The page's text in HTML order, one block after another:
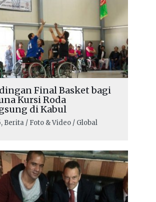
Final Basket bagi
Kursi Roda
di Kabul
, Berita / Foto & Video / Global